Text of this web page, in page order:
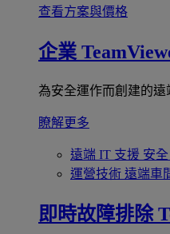
查看方案與價格
企業
為安全運作而創建的遠
瞭解更多
遠端 IT 支援 安
運營技術 遠端車
即時故障排除